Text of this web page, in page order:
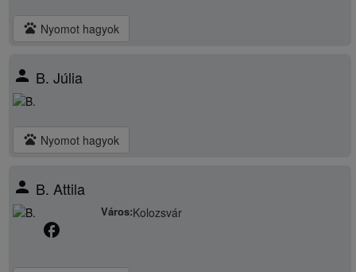
pets Nyomot hagyok
person B. Júlia
pets Nyomot hagyok
person B. Attila
Város:Kolozsvár
facebook